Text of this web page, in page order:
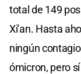
total de 149
Xi'an. Hasta
ningún
ómicron, pero